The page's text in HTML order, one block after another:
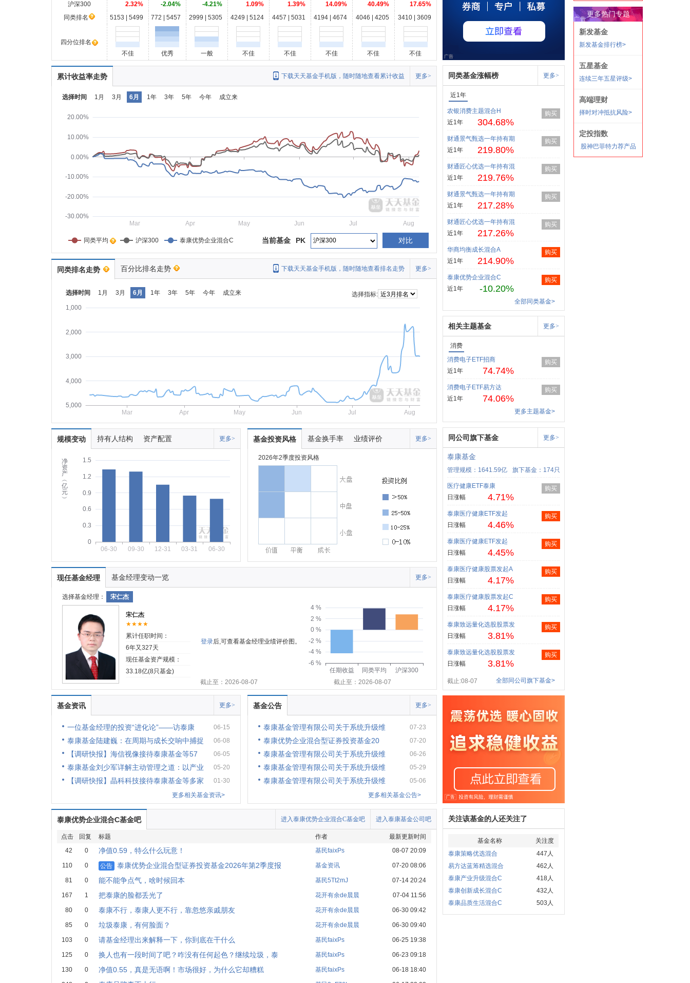
沪深300
2.32% -2.04% -4.21% 1.09% 1.39% 14.09% 40.49%
17.65%
同类排名
5153 | 5499 772 | 5457 2999 | 5305 4249 | 5124 4457 | 5031 4194 | 4674 4046 | 4205 3410 | 3609
四分位排名
不佳
优秀 一般 不佳 不佳 不佳 不佳 不佳
累计收益率走势 更多>
下载天天基金手机版，随时随地查看累计收益
选择时间 1月 3月 6月 1年 3年 5年 今年 成立来
-30.00%
-20.00%
-10.00%
0.00%
10.00%
20.00%
Mar Apr May Jun Jul Aug
同类平均 沪深300 泰康优势企业混合C 对比
PK
当前基金
同类排名走势 百分比排名走势 更多>
下载天天基金手机版，随时随地查看排名走势
选择时间 1月 3月 6月 1年 3年 5年 今年 成立来
选择指标:
1,000
2,000
3,000
4,000
5,000
Mar
Apr May Jun Jul Aug
规模变动 持有人结构 资产配置 更多>
净
资
产
︵
亿
元
︶
0
0.3
0.6
0.9
1.2
1.5
06-30 09-30 12-31 03-31 06-30
基金投资风格 基金换手率 业绩评价 更多>
2026年2季度投资风格
现任基金经理 基金经理变动一览 更多>
选择基金经理： 宋仁杰
宋仁杰
★★★★
累计任职时间：
6年又327天
现任基金资产规模：
33.18亿(8只基金)
登录后,可查看基金经理业绩评价图。
-6 %
-4 %
-2 %
0 %
2 %
4 %
任期收益 同类平均
沪深300
截止至：2026-08-07
截止至：2026-08-07
基金资讯 更多>
一位基金经理的投资“进化论”——访泰康 06-15
泰康基金陆建巍：在周期与成长交响中捕捉 06-08
【调研快报】海信视像接待泰康基金等57 06-05
泰康基金刘少军详解主动管理之道：以产业 05-20
【调研快报】晶科科技接待泰康基金等多家
01-30
更多相关基金资讯>
基金公告 更多>
泰康基金管理有限公司关于系统升级维 07-23
泰康优势企业混合型证券投资基金20 07-20
泰康基金管理有限公司关于系统升级维 06-26
泰康基金管理有限公司关于系统升级维 05-29
泰康基金管理有限公司关于系统升级维
05-06
更多相关基金公告>
泰康优势企业混合C基金吧 进入泰康基金公司吧
进入泰康优势企业混合C基金吧
点击 回复 标题 作者
最新更新时间
42
0 净值0.59，特么什么玩意！ 基民faixPs 08-07 20:09
110 0 公告 泰康优势企业混合型证券投资基金2026年第2季度报 基金资讯 07-20 08:06
81 0 能不能争点气，啥时候回本 基民5Tt2mJ 07-14 20:24
167 1 把泰康的脸都丢光了 花开有余de晨晨 07-04 11:56
80 0 泰康不行，泰康人更不行，靠忽悠亲戚朋友 花开有余de晨晨 06-30 09:42
85 0 垃圾泰康，有何脸面？ 花开有余de晨晨 06-30 09:40
103 0 请基金经理出来解释一下，你到底在干什么 基民faixPs 06-25 19:38
125 0 换人也有一段时间了吧？咋没有任何起色？继续垃圾，泰 基民faixPs 06-23 09:18
130 0 净值0.55，真是无语啊！市场很好，为什么它却糟糕 基民faixPs 06-18 18:40
同类基金涨幅榜 更多>
近1年
农银消费主题混合H
近1年
304.68%
购买
财通景气甄选一年持有期
近1年
219.80%
购买
财通匠心优选一年持有混
近1年
219.76%
购买
财通景气甄选一年持有期
近1年
217.28%
购买
财通匠心优选一年持有混
近1年
217.26%
购买
华商均衡成长混合A
近1年
214.90%
购买
泰康优势企业混合C
近1年
-10.20%
购买
全部同类基金>
相关主题基金 更多>
消费
消费电子ETF招商
近1年
74.74%
购买
消费电子ETF易方达
近1年
74.06%
购买
更多主题基金>
同公司旗下基金 更多>
泰康基金
管理规模：1641.59亿 旗下基金：174只
医疗健康ETF泰康
日涨幅
4.71%
购买
泰康医疗健康ETF发起
日涨幅
4.46%
购买
泰康医疗健康ETF发起
日涨幅
4.45%
购买
泰康医疗健康股票发起A
日涨幅
4.17%
购买
泰康医疗健康股票发起C
日涨幅
4.17%
购买
泰康致远量化选股股票发
日涨幅
3.81%
购买
泰康致远量化选股股票发
日涨幅
3.81%
购买
截止:08-07 全部同公司旗下基金>
关注该基金的人还关注了
基金名称
关注度
泰康策略优选混合
447人
易方达蓝筹精选混合
462人
泰康产业升级混合C
418人
泰康创新成长混合C
432人
泰康品质生活混合C
503人